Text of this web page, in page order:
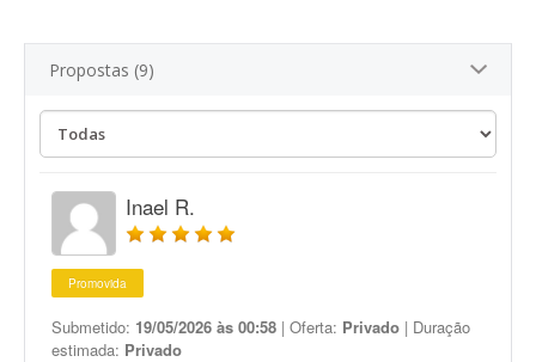
Propostas (9)
Inael R.
Promovida
Submetido: 19/05/2026 às 00:58 | Oferta: Privado | Duração
estimada: Privado